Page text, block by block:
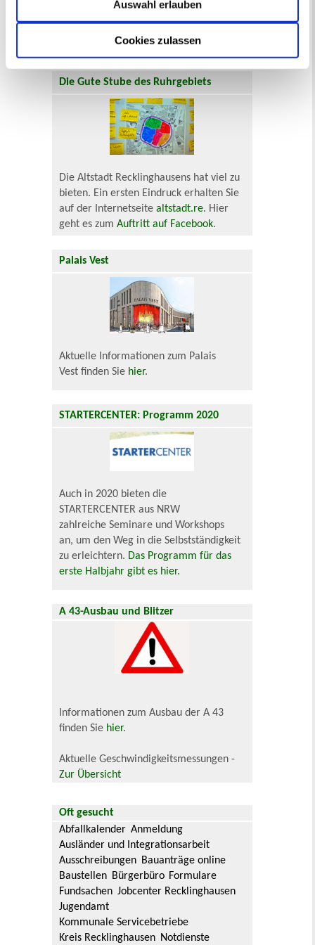
Cookies zulassen
Auswahl erlauben
Die Gute Stube des Ruhrgebiets
Die Altstadt Recklinghausens hat viel zu
bieten. Ein ersten Eindruck erhalten Sie
auf der Internetseitealtstadt.re. Hier
geht es zumAuftritt auf Facebook.
Palais Vest
Aktuelle Informationen zum Palais
Vest finden Sie hier.
STARTERCENTER: Programm 2020
Auch in 2020 bieten die
STARTERCENTER aus NRW
zahlreiche Seminare und Workshops
an, um den Weg in die Selbstständigkeit
zu erleichtern. Das Programm für das
erste Halbjahr gibt es hier.
A 43-Ausbau und Blitzer
Informationen zum Ausbau der A 43
finden Sie hier.
Aktuelle Geschwindigkeitsmessungen -
Zur Übersicht
Oft gesucht
Abfallkalender Anmeldung
Ausländer und Integrationsarbeit
Ausschreibungen Bauanträge online
Baustellen Bürgerbüro Formulare
Fundsachen Jobcenter Recklinghausen
Jugendamt
Kommunale Servicebetriebe
Kreis Recklinghausen Notdienste